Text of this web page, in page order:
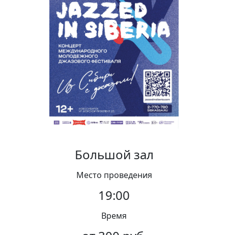
Виртуальный тур
Контакты
Вакансии
Большой зал
Место проведения
19:00
Время